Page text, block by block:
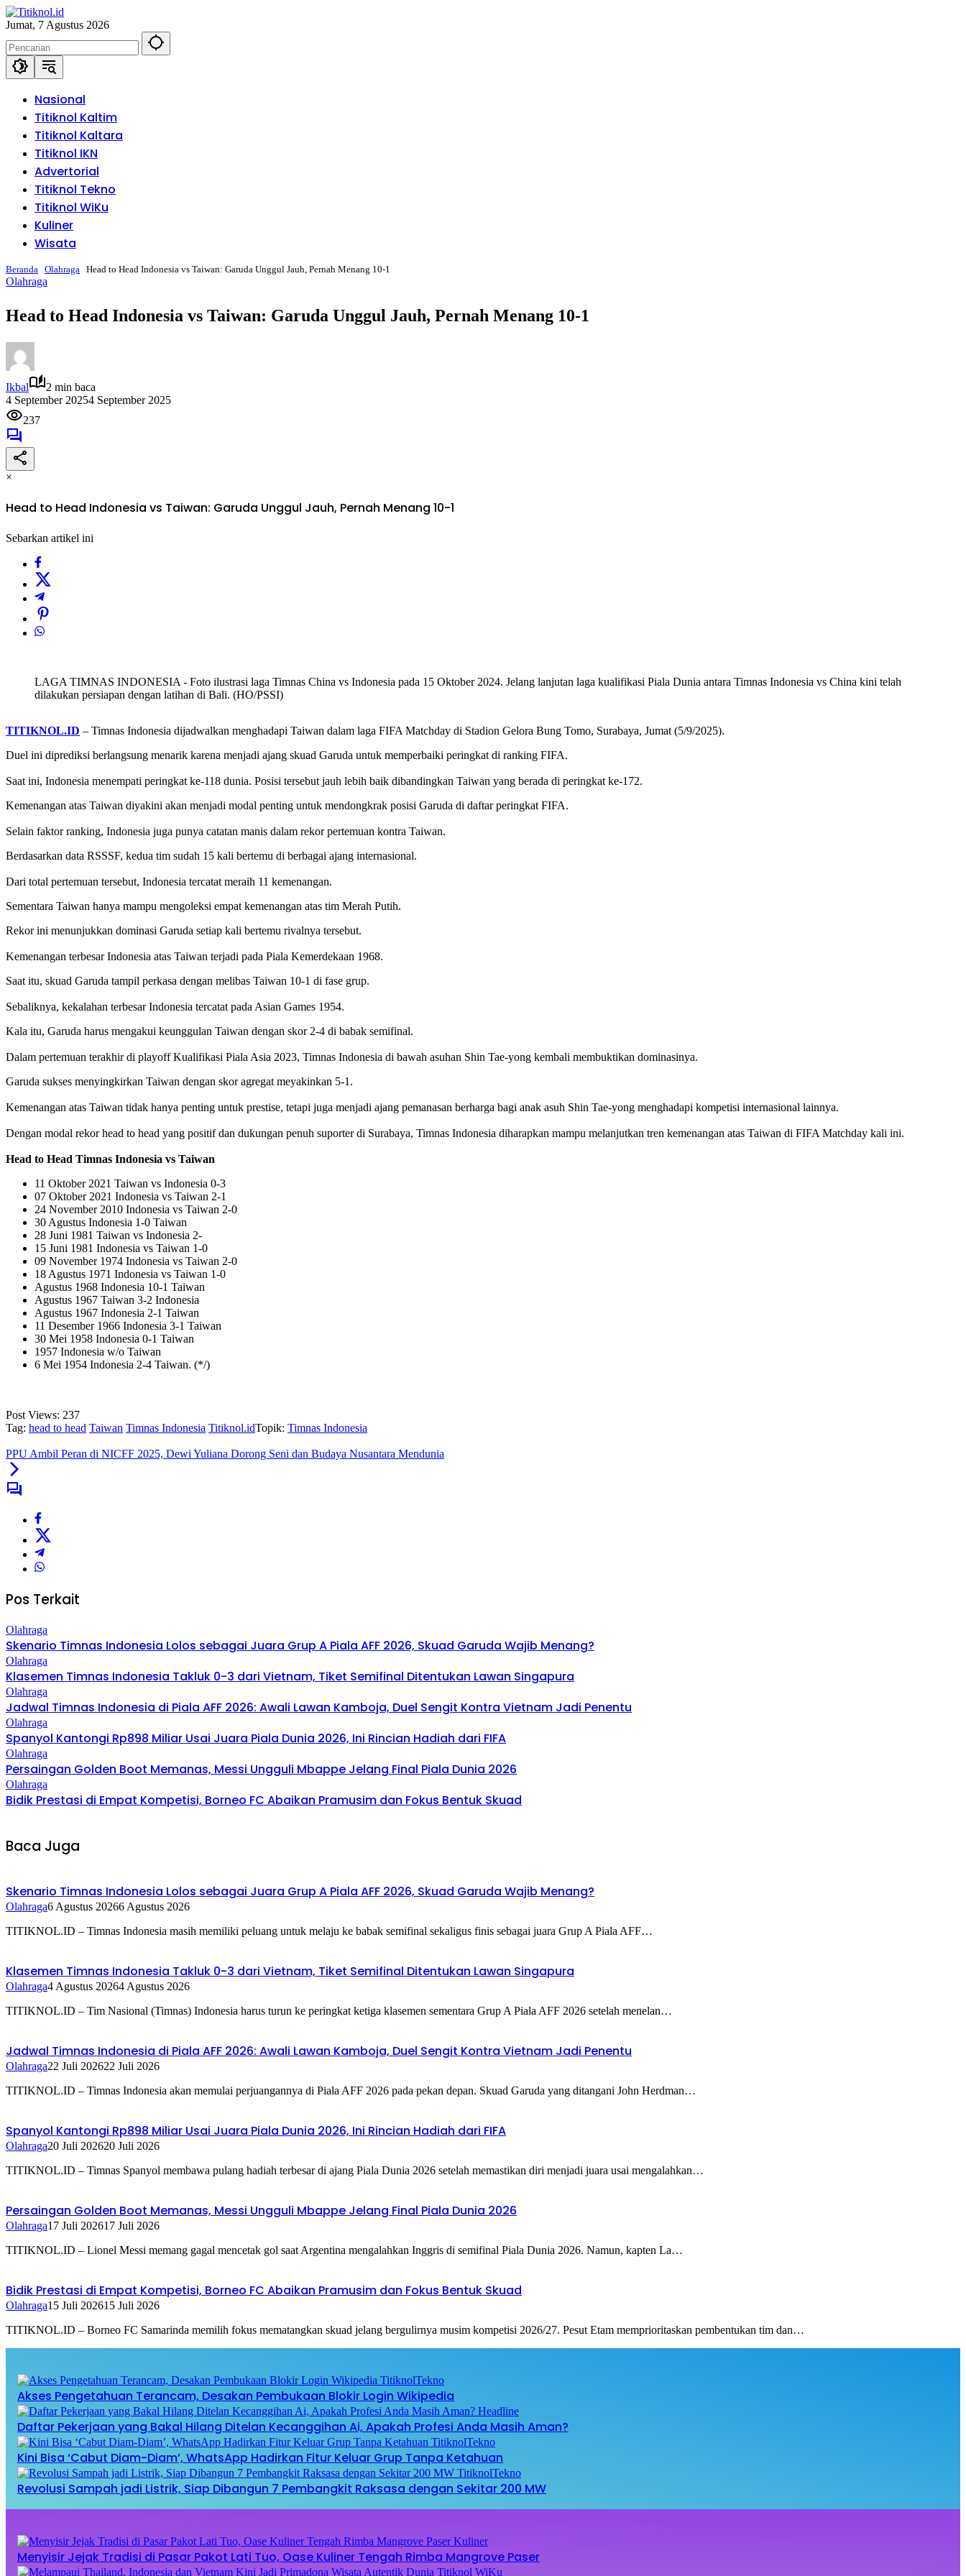
Langsung
ke
Jumat, 7 Agustus 2026
Nasional
Titiknol Kaltim
Titiknol Kaltara
Titiknol IKN
Advertorial
Titiknol Tekno
Titiknol WiKu
Kuliner
Wisata
Beranda Olahraga ‎Head to Head Indonesia vs Taiwan: Garuda Unggul Jauh, Pernah Menang 10-1
Olahraga
‎Head to Head Indonesia vs Taiwan: Garuda Unggul Jauh, Pernah Menang 10-1
Ikbal
2 min baca
4 September 20254 September 2025
237
×
‎Head to Head Indonesia vs Taiwan: Garuda Unggul Jauh, Pernah Menang 10-1
Sebarkan artikel ini
LAGA TIMNAS INDONESIA - Foto ilustrasi laga Timnas China vs Indonesia pada 15 Oktober 2024. Jelang lanjutan laga kualifikasi Piala Dunia antara Timnas Indonesia vs China kini telah
dilakukan persiapan dengan latihan di Bali. (HO/PSSI)
TITIKNOL.ID – Timnas Indonesia dijadwalkan menghadapi Taiwan dalam laga FIFA Matchday di Stadion Gelora Bung Tomo, Surabaya, Jumat (5/9/2025).
Duel ini diprediksi berlangsung menarik karena menjadi ajang skuad Garuda untuk memperbaiki peringkat di ranking FIFA.
‎Saat ini, Indonesia menempati peringkat ke-118 dunia. Posisi tersebut jauh lebih baik dibandingkan Taiwan yang berada di peringkat ke-172.
Kemenangan atas Taiwan diyakini akan menjadi modal penting untuk mendongkrak posisi Garuda di daftar peringkat FIFA.
‎Selain faktor ranking, Indonesia juga punya catatan manis dalam rekor pertemuan kontra Taiwan.
Berdasarkan data RSSSF, kedua tim sudah 15 kali bertemu di berbagai ajang internasional.
‎Dari total pertemuan tersebut, Indonesia tercatat meraih 11 kemenangan.
Sementara Taiwan hanya mampu mengoleksi empat kemenangan atas tim Merah Putih.
Rekor ini menunjukkan dominasi Garuda setiap kali bertemu rivalnya tersebut.
‎Kemenangan terbesar Indonesia atas Taiwan terjadi pada Piala Kemerdekaan 1968.
Saat itu, skuad Garuda tampil perkasa dengan melibas Taiwan 10-1 di fase grup.
‎Sebaliknya, kekalahan terbesar Indonesia tercatat pada Asian Games 1954.
Kala itu, Garuda harus mengakui keunggulan Taiwan dengan skor 2-4 di babak semifinal.
‎Dalam pertemuan terakhir di playoff Kualifikasi Piala Asia 2023, Timnas Indonesia di bawah asuhan Shin Tae-yong kembali membuktikan dominasinya.
Garuda sukses menyingkirkan Taiwan dengan skor agregat meyakinkan 5-1.
‎Kemenangan atas Taiwan tidak hanya penting untuk prestise, tetapi juga menjadi ajang pemanasan berharga bagi anak asuh Shin Tae-yong menghadapi kompetisi internasional lainnya.
‎Dengan modal rekor head to head yang positif dan dukungan penuh suporter di Surabaya, Timnas Indonesia diharapkan mampu melanjutkan tren kemenangan atas Taiwan di FIFA Matchday kali ini.
‎Head to Head Timnas Indonesia vs Taiwan
11 Oktober 2021 Taiwan vs Indonesia 0-3
07 Oktober 2021 Indonesia vs Taiwan 2-1
24 November 2010 Indonesia vs Taiwan 2-0
30 Agustus Indonesia 1-0 Taiwan
28 Juni 1981 Taiwan vs Indonesia 2-
‎15 Juni 1981 Indonesia vs Taiwan 1-0
09 November 1974 Indonesia vs Taiwan 2-0
18 Agustus 1971 Indonesia vs Taiwan 1-0
Agustus 1968 Indonesia 10-1 Taiwan
Agustus 1967 Taiwan 3-2 Indonesia
Agustus 1967 Indonesia 2-1 Taiwan
11 Desember 1966 Indonesia 3-1 Taiwan
30 Mei 1958 Indonesia 0-1 Taiwan
1957 Indonesia w/o Taiwan
6 Mei 1954 Indonesia 2-4 Taiwan. (*/)
Post Views: 237
Tag: head to head Taiwan Timnas Indonesia Titiknol.idTopik: Timnas Indonesia
‎PPU Ambil Peran di NICFF 2025, Dewi Yuliana Dorong Seni dan Budaya Nusantara Mendunia
Pos Terkait
Olahraga
Skenario Timnas Indonesia Lolos sebagai Juara Grup A Piala AFF 2026, Skuad Garuda Wajib Menang?
Olahraga
Klasemen Timnas Indonesia Takluk 0-3 dari Vietnam, Tiket Semifinal Ditentukan Lawan Singapura
Olahraga
Jadwal Timnas Indonesia di Piala AFF 2026: Awali Lawan Kamboja, Duel Sengit Kontra Vietnam Jadi Penentu
Olahraga
Spanyol Kantongi Rp898 Miliar Usai Juara Piala Dunia 2026, Ini Rincian Hadiah dari FIFA‎
Olahraga
Persaingan Golden Boot Memanas, Messi Ungguli Mbappe Jelang Final Piala Dunia 2026‎
Olahraga
Bidik Prestasi di Empat Kompetisi, Borneo FC Abaikan Pramusim dan Fokus Bentuk Skuad
Baca Juga
Skenario Timnas Indonesia Lolos sebagai Juara Grup A Piala AFF 2026, Skuad Garuda Wajib Menang?
Olahraga6 Agustus 20266 Agustus 2026
TITIKNOL.ID – Timnas Indonesia masih memiliki peluang untuk melaju ke babak semifinal sekaligus finis sebagai juara Grup A Piala AFF…
Klasemen Timnas Indonesia Takluk 0-3 dari Vietnam, Tiket Semifinal Ditentukan Lawan Singapura
Olahraga4 Agustus 20264 Agustus 2026
TITIKNOL.ID – Tim Nasional (Timnas) Indonesia harus turun ke peringkat ketiga klasemen sementara Grup A Piala AFF 2026 setelah menelan…
Jadwal Timnas Indonesia di Piala AFF 2026: Awali Lawan Kamboja, Duel Sengit Kontra Vietnam Jadi Penentu
Olahraga22 Juli 202622 Juli 2026
TITIKNOL.ID – Timnas Indonesia akan memulai perjuangannya di Piala AFF 2026 pada pekan depan. Skuad Garuda yang ditangani John Herdman…
Spanyol Kantongi Rp898 Miliar Usai Juara Piala Dunia 2026, Ini Rincian Hadiah dari FIFA‎
Olahraga20 Juli 202620 Juli 2026
TITIKNOL.ID – Timnas Spanyol membawa pulang hadiah terbesar di ajang Piala Dunia 2026 setelah memastikan diri menjadi juara usai mengalahkan…
Persaingan Golden Boot Memanas, Messi Ungguli Mbappe Jelang Final Piala Dunia 2026‎
Olahraga17 Juli 202617 Juli 2026
TITIKNOL.ID – Lionel Messi memang gagal mencetak gol saat Argentina mengalahkan Inggris di semifinal Piala Dunia 2026. Namun, kapten La…
Bidik Prestasi di Empat Kompetisi, Borneo FC Abaikan Pramusim dan Fokus Bentuk Skuad
Olahraga15 Juli 202615 Juli 2026
TITIKNOL.ID – Borneo FC Samarinda memilih fokus mematangkan skuad jelang bergulirnya musim kompetisi 2026/27. Pesut Etam memprioritaskan pembentukan tim dan…
TitiknolTekno
Akses Pengetahuan Terancam, Desakan Pembukaan Blokir Login Wikipedia
Headline
Daftar Pekerjaan yang Bakal Hilang Ditelan Kecanggihan Ai, Apakah Profesi Anda Masih Aman?
TitiknolTekno
Kini Bisa ‘Cabut Diam-Diam’, WhatsApp Hadirkan Fitur Keluar Grup Tanpa Ketahuan
TitiknolTekno
Revolusi Sampah jadi Listrik, Siap Dibangun 7 Pembangkit Raksasa dengan Sekitar 200 MW
Kuliner
Menyisir Jejak Tradisi di Pasar Pakot Lati Tuo, Oase Kuliner Tengah Rimba Mangrove Paser
Titiknol WiKu